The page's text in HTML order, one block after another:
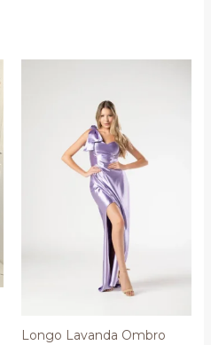
Longo Lavanda Ombro